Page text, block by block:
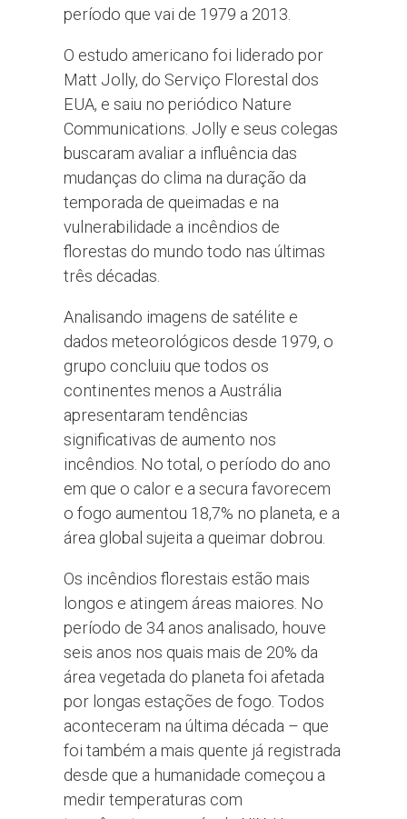
período que vai de 1979 a 2013.
O estudo americano foi liderado por
Matt Jolly, do Serviço Florestal dos
EUA, e saiu no periódico Nature
Communications. Jolly e seus colegas
buscaram avaliar a influência das
mudanças do clima na duração da
temporada de queimadas e na
vulnerabilidade a incêndios de
florestas do mundo todo nas últimas
três décadas.
Analisando imagens de satélite e
dados meteorológicos desde 1979, o
grupo concluiu que todos os
continentes menos a Austrália
apresentaram tendências
significativas de aumento nos
incêndios. No total, o período do ano
em que o calor e a secura favorecem
o fogo aumentou 18,7% no planeta, e a
área global sujeita a queimar dobrou.
Os incêndios florestais estão mais
longos e atingem áreas maiores. No
período de 34 anos analisado, houve
seis anos nos quais mais de 20% da
área vegetada do planeta foi afetada
por longas estações de fogo. Todos
aconteceram na última década – que
foi também a mais quente já registrada
desde que a humanidade começou a
medir temperaturas com